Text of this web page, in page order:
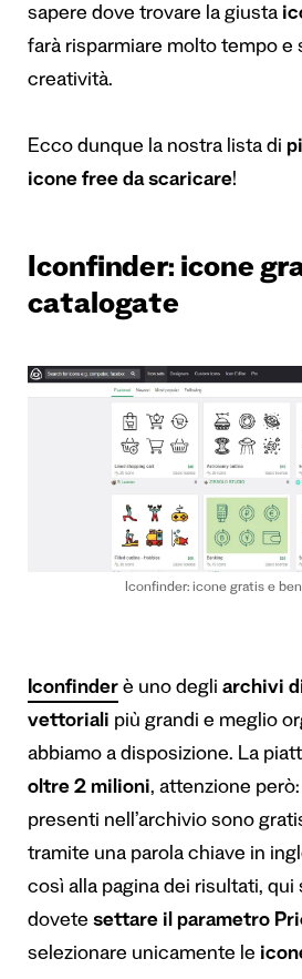
sapere dove trovare la giusta
farà risparmiare molto tempo e
creatività.
Ecco dunque la nostra lista di
icone free da scaricare!
Iconfinder: icone
catalogate
Iconfinder: icone gratis e
Iconfinder è uno degli archivi
vettoriali più grandi e meglio
abbiamo a disposizione. La
oltre 2 milioni, attenzione
presenti nell’archivio sono
tramite una parola chiave in
così alla pagina dei risultati, qui
dovete settare il parametro
selezionare unicamente le